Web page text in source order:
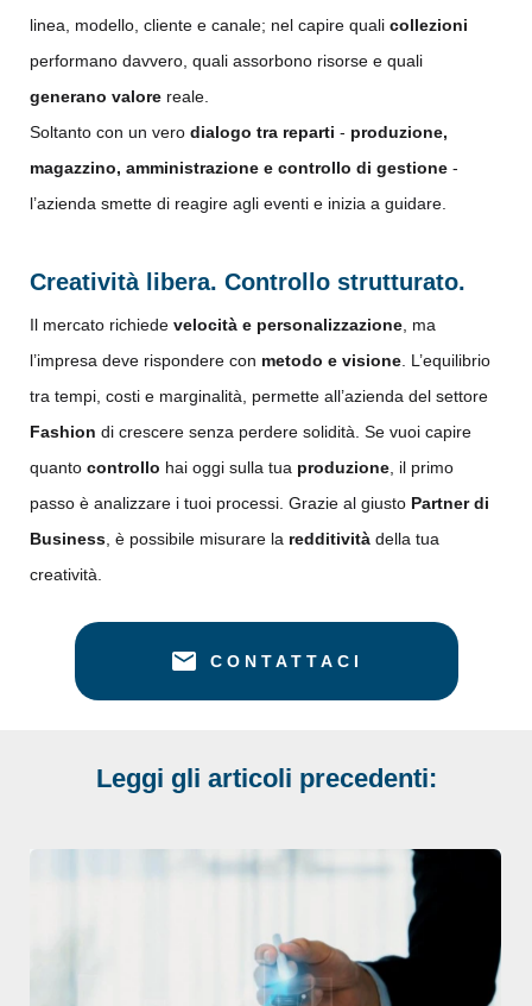
linea, modello, cliente e canale; nel capire quali collezioni
performano davvero, quali assorbono risorse e quali
generano valore reale.
Soltanto con un vero dialogo tra reparti - produzione,
magazzino, amministrazione e controllo di gestione -
l’azienda smette di reagire agli eventi e inizia a guidare.
Creatività libera. Controllo strutturato.
Il mercato richiede velocità e personalizzazione , ma
l’impresa deve rispondere con metodo e visione . L’equilibrio
tra tempi, costi e marginalità, permette all’azienda del settore
Fashion di crescere senza perdere solidità. Se vuoi capire
quanto controllo hai oggi sulla tua produzione , il primo
passo è analizzare i tuoi processi. Grazie al giusto Partner di
Business , è possibile misurare la redditività della tua
creatività.
CONTATTACI
Leggi gli articoli precedenti: